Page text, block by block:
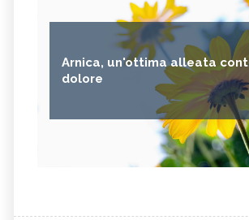
Arnica, un'ottima alleata
dolore